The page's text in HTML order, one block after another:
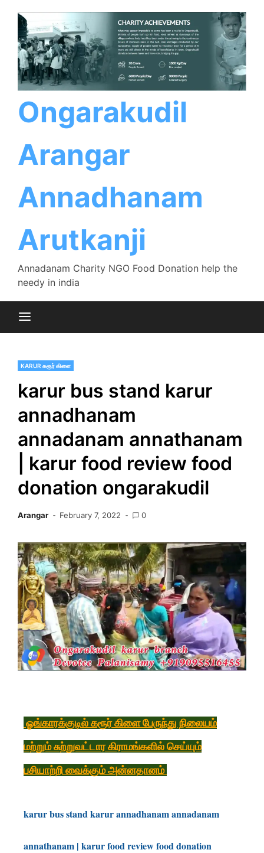
Ongarakudil
Arangar
Annadhanam
Arutkanji
Annadanam Charity NGO Food Donation help the
needy in india
KARUR கரூர் கிளை
karur bus stand karur
annadhanam
annadanam annathanam
| karur food review food
donation ongarakudil
Arangar February 7, 2022 0
ஓங்காரக்குடில் கரூர் கிளை பேருந்து நிலையம்
மற்றும் சுற்றுவட்டார கிராமங்களில் செய்யும்
பசியாற்றி வைக்கும் அன்னதானம்
karur bus stand karur annadhanam annadanam
annathanam | karur food review food donation